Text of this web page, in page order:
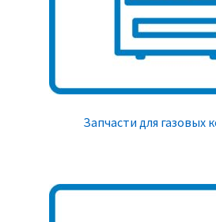
Запчасти для газовых